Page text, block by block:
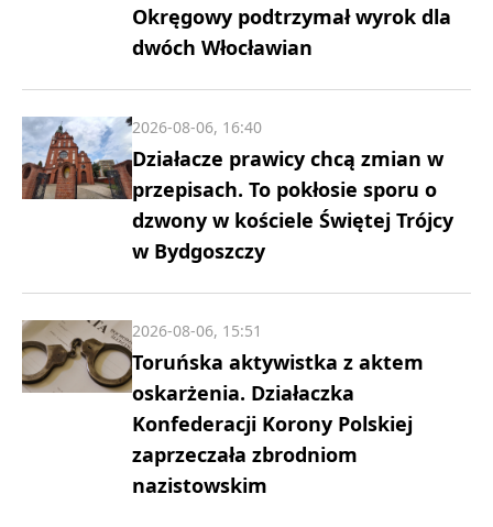
Okręgowy podtrzymał wyrok dla
dwóch Włocławian
Działacze prawicy chcą zmian w
przepisach. To pokłosie sporu o
dzwony w kościele Świętej Trójcy
w Bydgoszczy
2026-08-06, 16:40
Toruńska aktywistka z aktem
oskarżenia. Działaczka
Konfederacji Korony Polskiej
zaprzeczała zbrodniom
nazistowskim
2026-08-06, 15:51